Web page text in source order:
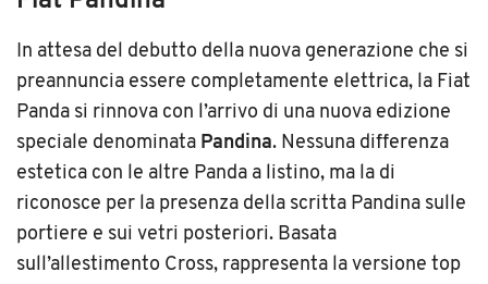
In attesa del debutto della nuova generazione che si
preannuncia essere completamente elettrica, la Fiat
Panda si rinnova con l’arrivo di una nuova edizione
speciale denominata Pandina. Nessuna differenza
estetica con le altre Panda a listino, ma la di
riconosce per la presenza della scritta Pandina sulle
portiere e sui vetri posteriori. Basata
sull’allestimento Cross, rappresenta la versione top